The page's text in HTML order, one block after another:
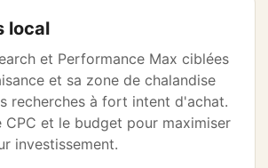
local
et Performance Max ciblées
et sa zone de chalandise
recherches à fort intent d'achat.
CPC et le budget pour maximiser
investissement.